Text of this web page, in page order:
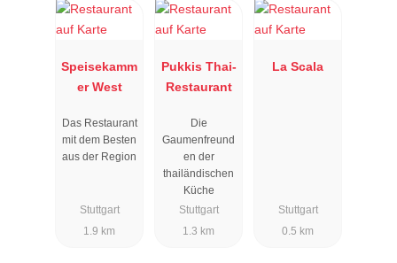
Speisekamm
er West
Das Restaurant
mit dem Besten
aus der Region
Stuttgart
1.9 km
Pukkis Thai-
Restaurant
Die
Gaumenfreund
en der
thailändischen
Küche
Stuttgart
1.3 km
La Scala
Stuttgart
0.5 km